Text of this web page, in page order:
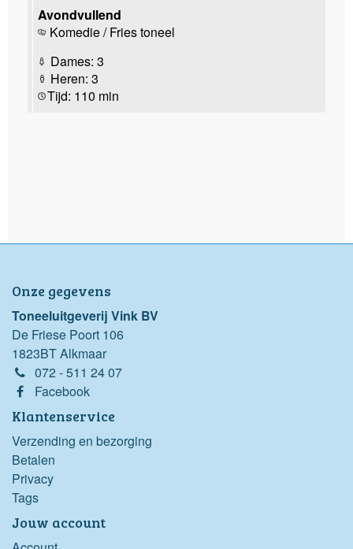
Avondvullend
Komedie / Fries toneel
Dames: 3
Heren: 3
Tijd: 110 min
Onze gegevens
Toneeluitgeverij Vink BV
De Friese Poort 106
1823BT Alkmaar
072 - 511 24 07
Facebook
Klantenservice
Verzending en bezorging
Betalen
Privacy
Tags
Jouw account